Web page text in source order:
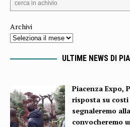
Archivi
ULTIME NEWS DI
Piacenza Expo,
risposta su
segnaleremo
convocheremo